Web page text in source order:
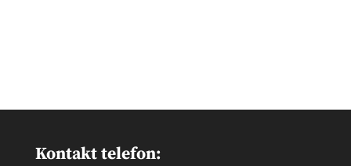
Kontakt telefon: